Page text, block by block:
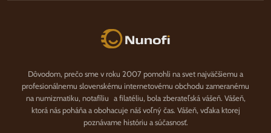
Nunofi.sk
Dôvodom, prečo sme v roku 2007 pomohli na svet najväčšiemu a
profesionálnemu slovenskému internetovému obchodu zameranému
na numizmatiku, notafíliu a filatéliu, bola zberateľská vášeň. Vášeň,
ktorá nás poháňa a obohacuje náš voľný čas. Vášeň, vďaka ktorej
poznávame históriu a súčasnosť.